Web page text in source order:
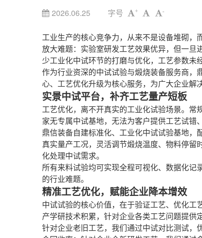
2026.06.25 字号 + -
工业生产的核心竞争力，从来不是设备堆砌
放大难题：实验室研发工艺效果优异，但一
少工业化中试环节的打磨与优化，工艺参数未
作为行业资深的中试试验与煅烧装备服务商，
心、工艺优化升级为核心服务，为广大企业解
实景中试平台，补齐工艺量产短板
工艺优化，离不开真实的工业化试验场景。
家无专属中试基地，无法为客户提供工艺试错
鼎信装备自建标准化、工业化中试试验基地
真实量产工况，灵活调节煅烧温度、物料停
化处理中试需求。
所有来料试验均可实现全程可视化、数据化
的行业难题。
精准工艺优化，赋能企业降本增效
中试试验的核心价值，在于验证工艺、优化
产学研技术积累，针对企业各类工艺问题提供
针对企业老旧工艺，我们通过中试对比测试